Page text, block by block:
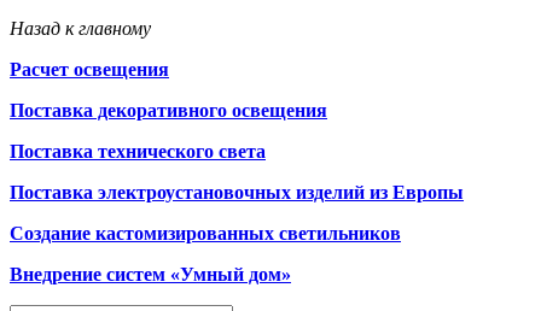
Назад к главному
Расчет освещения
Поставка декоративного освещения
Поставка технического света
Поставка электроустановочных изделий из Европы
Создание кастомизированных светильников
Внедрение систем «Умный дом»